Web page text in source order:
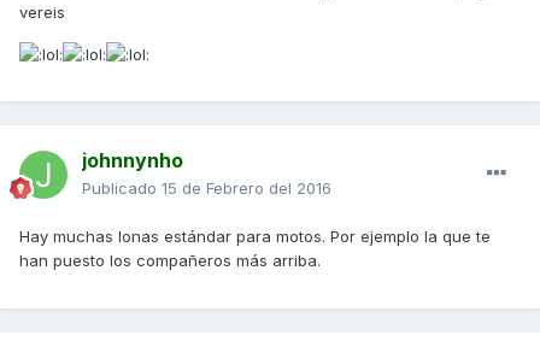
vereis
johnnynho
Publicado 15 de Febrero del 2016
Hay muchas lonas estándar para motos. Por ejemplo la que te
han puesto los compañeros más arriba.